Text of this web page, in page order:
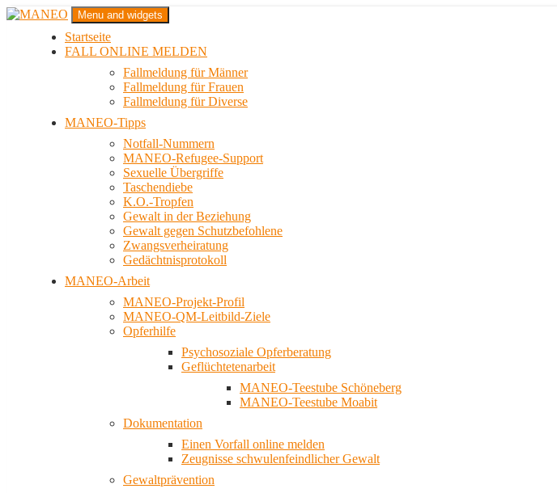
Zum
MANEO
Das schwule Anti-Gewalt-Projekt in Berlin
Menu and widgets
Startseite
FALL ONLINE MELDEN
Fallmeldung für Männer
Fallmeldung für Frauen
Fallmeldung für Diverse
MANEO-Tipps
Notfall-Nummern
MANEO-Refugee-Support
Sexuelle Übergriffe
Taschendiebe
K.O.-Tropfen
Gewalt in der Beziehung
Gewalt gegen Schutzbefohlene
Zwangsverheiratung
Gedächtnisprotokoll
MANEO-Arbeit
MANEO-Projekt-Profil
MANEO-QM-Leitbild-Ziele
Opferhilfe
Psychosoziale Opferberatung
Geflüchtetenarbeit
MANEO-Teestube Schöneberg
MANEO-Teestube Moabit
Dokumentation
Einen Vorfall online melden
Zeugnisse schwulenfeindlicher Gewalt
Gewaltprävention